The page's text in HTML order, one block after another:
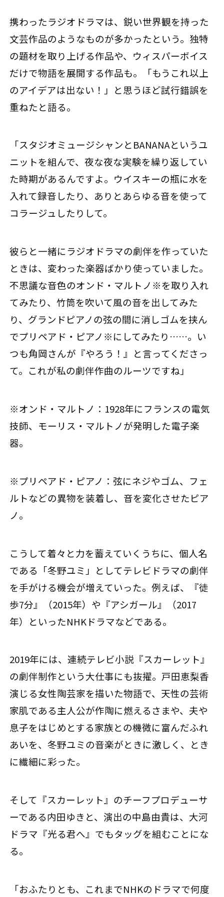
携わったラジオドラマは、鋭い世界観を持った
文芸作品のようなものが多かったという。独特
の題材を取り上げる作品や、ウィスパーボイス
だけで物語を展開する作品も。「もうこれ以上
のアイデアは出ない！」と思うほど試行錯誤を
重ねたと語る。
「スタジオミュージシャンとBANANAというユ
ニットを組んで、夜な夜な実験を繰り返してい
た時期があるんですよ。ウイスキーの瓶に水を
入れて録音したり、ありとあらゆる音を使って
コラージュしたりして。
彼らと一緒にラジオドラマの劇伴を作っていた
ときは、変わった楽器ばかり使っていました。
不思議な音色のオンド・マルトノ※を取り入れ
てみたり、竹筒を吹いて風の音を出してみた
り、グランドピアノの弦の間に消しゴムを挟ん
でプリペアド・ピアノ※にしてみたり……。い
つも角岡さんが『やろう！』と言ってくださっ
て。これが私の劇伴作曲のルーツですね」
※オンド・マルトノ：1928年にフランスの電気
技師、モーリス・マルトノが発明した電子楽
器。
※プリペアド・ピアノ：弦にネジやゴム、フェ
ルトなどの異物を装着し、音を変化させたピア
ノ。
こうして着々と力を蓄えていくうちに、個人名
である「冬野ユミ」としてテレビドラマの劇伴
を手がける機会が増えていった。例えば、『徒
歩7分』（2015年）や『アシガール』（2017
年）といったNHKドラマなどである。
2019年には、連続テレビ小説『スカーレット』
の劇伴制作という大仕事にも抜擢。戸田恵梨香
演じる女性陶芸家を描いた物語で、天性の芸術
家肌である主人公が作陶に燃えるさまや、夫や
息子をはじめとする家族との機微に富んだふれ
あいを、冬野ユミの音楽がときに激しく、とき
に繊細に彩った。
そして『スカーレット』のチーフプロデューサ
ーである内田ゆきと、演出の中島由貴は、大河
ドラマ『光る君へ』でもタッグを組むことにな
る。
「おふたりとも、これまでNHKのドラマで何度